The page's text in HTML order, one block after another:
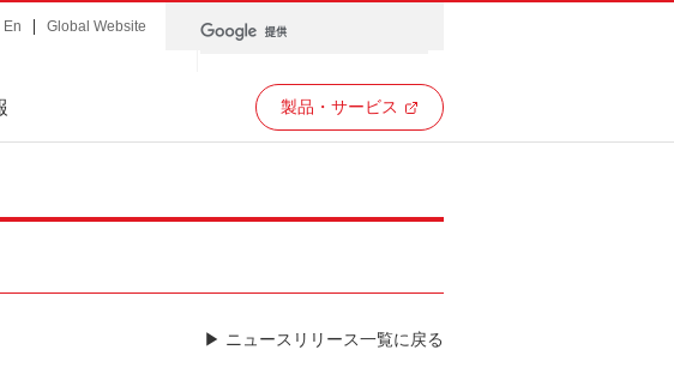
En Global Website
製品・サービス
▶ ニュースリリース一覧に戻る